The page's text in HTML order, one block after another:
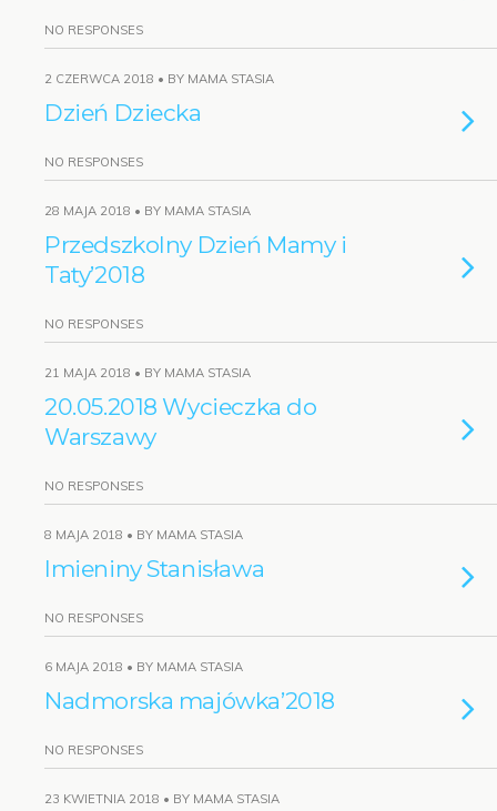
NO RESPONSES
2 CZERWCA 2018 • BY MAMA STASIA
Dzień Dziecka
NO RESPONSES
28 MAJA 2018 • BY MAMA STASIA
Przedszkolny Dzień Mamy i
Taty’2018
NO RESPONSES
21 MAJA 2018 • BY MAMA STASIA
20.05.2018 Wycieczka do
Warszawy
NO RESPONSES
8 MAJA 2018 • BY MAMA STASIA
Imieniny Stanisława
NO RESPONSES
6 MAJA 2018 • BY MAMA STASIA
Nadmorska majówka’2018
NO RESPONSES
23 KWIETNIA 2018 • BY MAMA STASIA